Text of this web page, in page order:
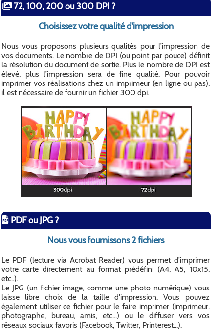
72, 100, 200 ou 300 DPI ?
Choisissez votre qualité d'impression
Nous vous proposons plusieurs qualités pour l’impression de
vos documents. Le nombre de DPI (ou point par pouce) définit
la résolution du document de sortie. Plus le nombre de DPI est
élevé, plus l’impression sera de fine qualité. Pour pouvoir
imprimer vos réalisations chez un imprimeur (en ligne ou pas),
il est nécessaire de fournir un fichier 300 dpi.
PDF ou JPG ?
Nous vous fournissons 2 fichiers
Le PDF (lecture via Acrobat Reader) vous permet d'imprimer
votre carte directement au format prédéfini (A4, A5, 10x15,
etc..).
Le JPG (un fichier image, comme une photo numérique) vous
laisse libre choix de la taille d'impression. Vous pouvez
également utiliser ce fichier pour le faire imprimer (imprimeur,
photographe, bureau, amis, etc...) ou le diffuser vers vos
réseaux sociaux favoris (Facebook, Twitter, Printerest...).